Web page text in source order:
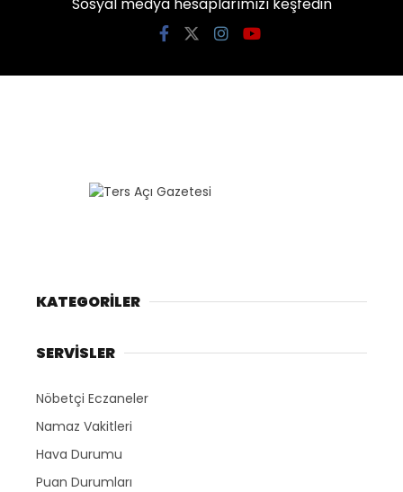
KATEGORİLER
SERVİSLER
Nöbetçi Eczaneler
Namaz Vakitleri
Hava Durumu
Puan Durumları